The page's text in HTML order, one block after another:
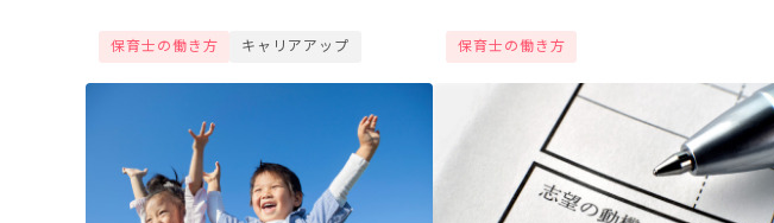
は研修受講...
保育士の働き方 キャリアアップ
る方も多い...
保育士の働き方